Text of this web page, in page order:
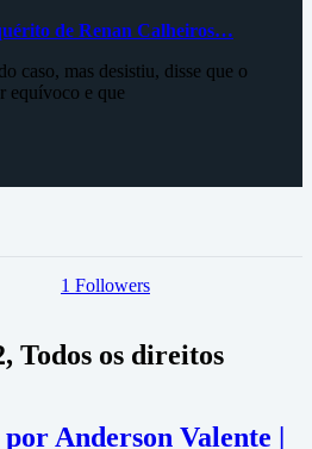
de Renan Calheiros…
caso, mas desistiu, disse que o
equívoco e que
1 Followers
Todos os direitos
Anderson Valente |